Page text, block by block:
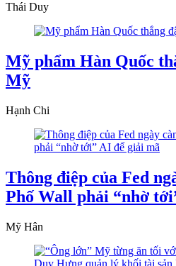
Thái Duy
Mỹ phẩm Hàn Quốc
Mỹ
Hạnh Chi
Thông điệp của Fed
Phố Wall phải “nhờ
Mỹ Hân